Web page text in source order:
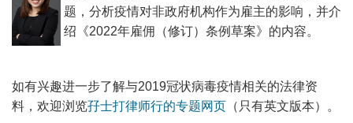
题，分析疫情对非政府机构作为雇主的影响，并介
绍《2022年雇佣（修订）条例草案》的内容。
如有兴趣进一步了解与2019冠状病毒疫情相关的法律资
料，欢迎浏览孖士打律师行的专题网页 （只有英文版本）。